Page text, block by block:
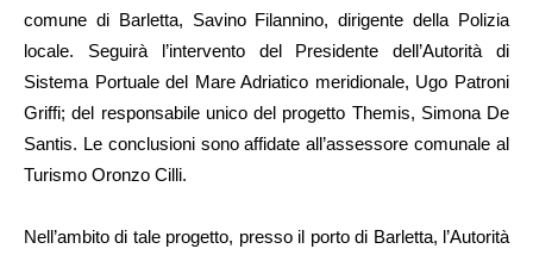
comune di Barletta, Savino Filannino, dirigente della Polizia
locale. Seguirà l’intervento del Presidente dell’Autorità di
Sistema Portuale del Mare Adriatico meridionale, Ugo Patroni
Griffi; del responsabile unico del progetto Themis, Simona De
Santis. Le conclusioni sono affidate all’assessore comunale al
Turismo Oronzo Cilli.
Nell’ambito di tale progetto, presso il porto di Barletta, l’Autorità